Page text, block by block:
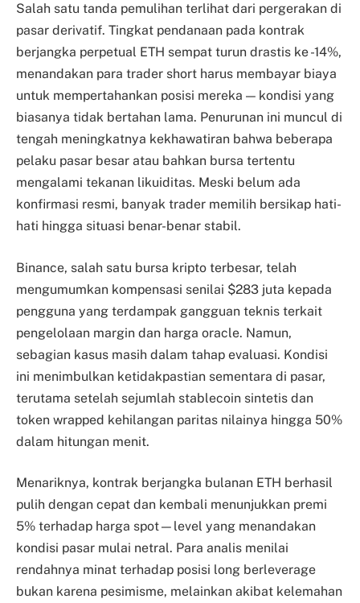
Salah satu tanda pemulihan terlihat dari pergerakan di
pasar derivatif. Tingkat pendanaan pada kontrak
berjangka perpetual ETH sempat turun drastis ke -14%,
menandakan para trader short harus membayar biaya
untuk mempertahankan posisi mereka — kondisi yang
biasanya tidak bertahan lama. Penurunan ini muncul di
tengah meningkatnya kekhawatiran bahwa beberapa
pelaku pasar besar atau bahkan bursa tertentu
mengalami tekanan likuiditas. Meski belum ada
konfirmasi resmi, banyak trader memilih bersikap hati-
hati hingga situasi benar-benar stabil.
Binance, salah satu bursa kripto terbesar, telah
mengumumkan kompensasi senilai $283 juta kepada
pengguna yang terdampak gangguan teknis terkait
pengelolaan margin dan harga oracle. Namun,
sebagian kasus masih dalam tahap evaluasi. Kondisi
ini menimbulkan ketidakpastian sementara di pasar,
terutama setelah sejumlah stablecoin sintetis dan
token wrapped kehilangan paritas nilainya hingga 50%
dalam hitungan menit.
Menariknya, kontrak berjangka bulanan ETH berhasil
pulih dengan cepat dan kembali menunjukkan premi
5% terhadap harga spot—level yang menandakan
kondisi pasar mulai netral. Para analis menilai
rendahnya minat terhadap posisi long berleverage
bukan karena pesimisme, melainkan akibat kelemahan